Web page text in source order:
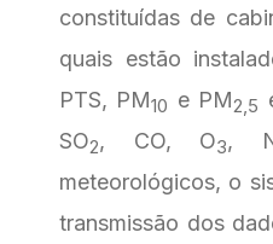
constituídas de
quais estão
PTS, PM10 e PM2,5
SO2, CO, O3,
meteorológicos, o
transmissão dos